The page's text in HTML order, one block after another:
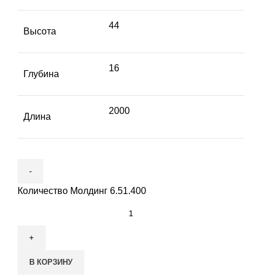
Высота
44
Глубина
16
Длина
2000
Количество Молдинг 6.51.400
В КОРЗИНУ